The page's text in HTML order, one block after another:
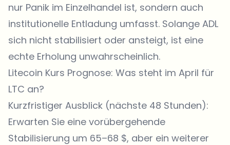
nur Panik im Einzelhandel ist, sondern auch
institutionelle Entladung umfasst. Solange ADL
sich nicht stabilisiert oder ansteigt, ist eine
echte Erholung unwahrscheinlich.
Litecoin Kurs Prognose: Was steht im April für
LTC an?
Kurzfristiger Ausblick (nächste 48 Stunden):
Erwarten Sie eine vorübergehende
Stabilisierung um 65–68 $, aber ein weiterer